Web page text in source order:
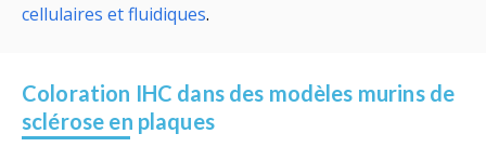
cellulaires et fluidiques.
Coloration IHC dans des modèles murins de
sclérose en plaques